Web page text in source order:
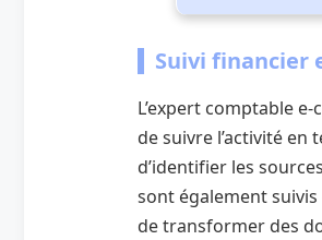
Suivi financier
L’expert comptable
de suivre l’activité en
d’identifier les
sont également
de transformer des